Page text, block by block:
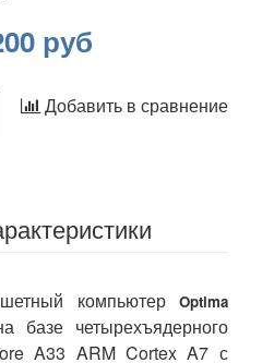
руб
Добавить в сравнение
компьютер
Optima
базе четырехъядерного
A33 ARM Cortex A7 с